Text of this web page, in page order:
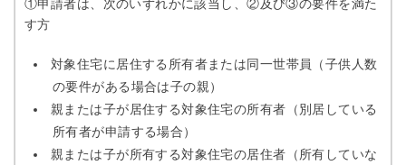
①申請者は、次のいずれかに該当し、②及び③の要件を満た
す方
対象住宅に居住する所有者または同一世帯員（子供人数
の要件がある場合は子の親）
親または子が居住する対象住宅の所有者（別居している
所有者が申請する場合）
親または子が所有する対象住宅の居住者（所有していな